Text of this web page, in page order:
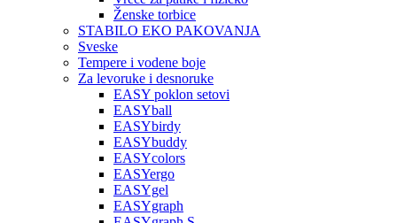
Ženske torbice
STABILO EKO PAKOVANJA
Sveske
Tempere i vodene boje
Za levoruke i desnoruke
EASY poklon setovi
EASYball
EASYbirdy
EASYbuddy
EASYcolors
EASYergo
EASYgel
EASYgraph